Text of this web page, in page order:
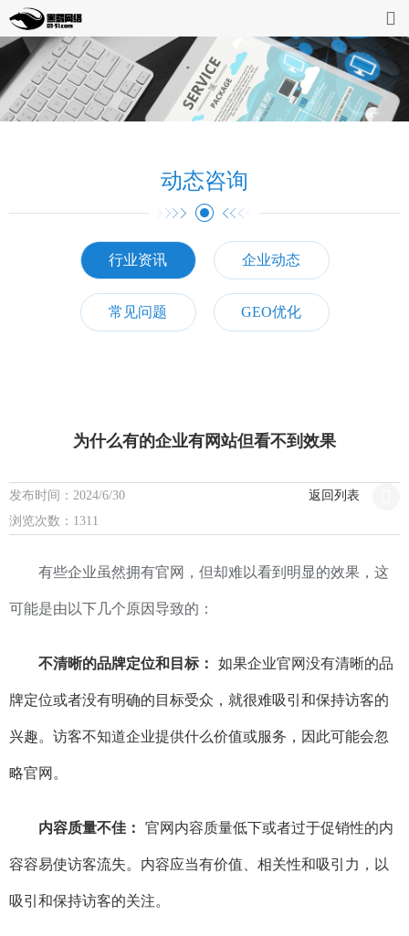
首页
网站开发
案例展示
动态资讯
企业介绍
动态咨询
行业资讯 企业动态
常见问题 GEO优化
为什么有的企业有网站但看不到效果
发布时间：2024/6/30
浏览次数：1311
返回列表
有些企业虽然拥有官网，但却难以看到明显的效果，这
可能是由以下几个原因导致的：
不清晰的品牌定位和目标： 如果企业官网没有清晰的品
牌定位或者没有明确的目标受众，就很难吸引和保持访客的
兴趣。访客不知道企业提供什么价值或服务，因此可能会忽
略官网。
内容质量不佳： 官网内容质量低下或者过于促销性的内
容容易使访客流失。内容应当有价值、相关性和吸引力，以
吸引和保持访客的关注。